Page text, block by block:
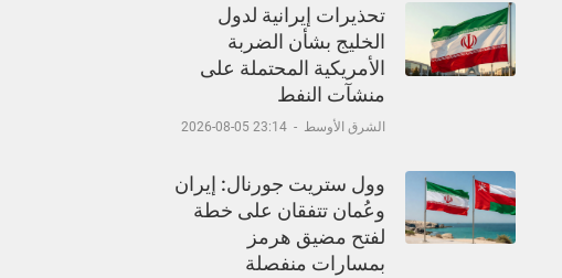
تحذيرات إيرانية لدول
الخليج بشأن الضربة
الأمريكية المحتملة على
منشآت النفط
الشرق الأوسط -
23:14 05-08-2026
وول ستريت جورنال: إيران
وعُمان تتفقان على خطة
لفتح مضيق هرمز
بمسارات منفصلة